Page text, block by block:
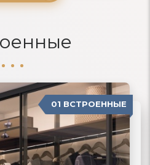
01 ВСТРОЕННЫЕ
02 РАДИУСНЫЕ